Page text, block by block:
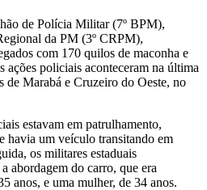
de Polícia Militar (7º BPM),
da PM (3º CRPM),
com 170 quilos de maconha e
ações policiais aconteceram na última
de Marabá e Cruzeiro do Oeste, no
estavam em patrulhamento,
havia um veículo transitando em
os militares estaduais
abordagem do carro, que era
anos, e uma mulher, de 34 anos.